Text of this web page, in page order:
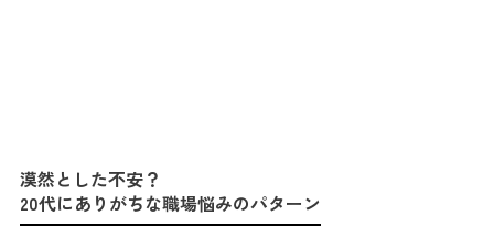
漠然とした不安？
20代にありがちな職場悩みのパターン